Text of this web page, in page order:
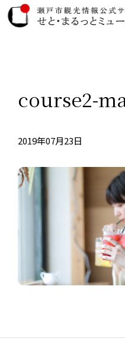
course2-
2019年07月23日